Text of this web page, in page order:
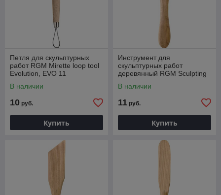
Петля для скульптурных
работ RGM Mirette loop tool
Evolution, EVO 11
В наличии
10 руб.
Купить
Инструмент для
скульптурных работ
деревянный RGM Sculpting
В наличии
11 руб.
Купить